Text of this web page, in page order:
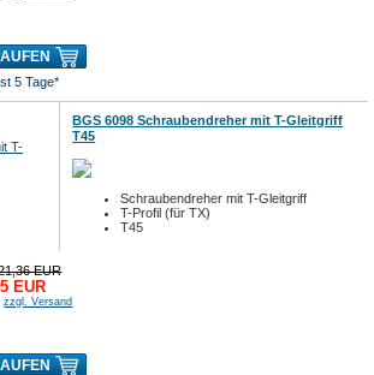
5 Tage*
BGS 6098 Schraubendreher mit T-Gleitgriff
T45
Schraubendreher mit T-Gleitgriff
T-Profil (für TX)
T45
EUR
EUR
zzgl. Versand